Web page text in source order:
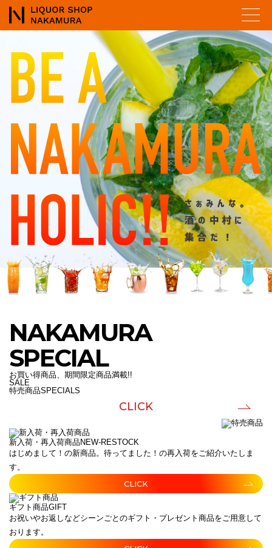
NAKAMURA
SPECIAL
お買い得商品、期間限定商品満載!!
SALE
特売商品SPECIALS
CLICK
新入荷・再入荷商品 NEW-RESTOCK
はじめまして！の新商品。待ってました！の再入荷をご紹介いたしま
す。
CLICK
ギフト商品GIFT
お祝いやお返しなどシーンごとのギフト・プレゼント商品をご用意して
おります。